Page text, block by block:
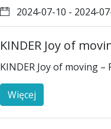
2024-07-10 - 2024-
KINDER Joy of
KINDER Joy of moving
Więcej